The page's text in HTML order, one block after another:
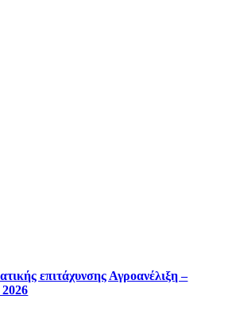
επιτάχυνσης Αγροανέλιξη –